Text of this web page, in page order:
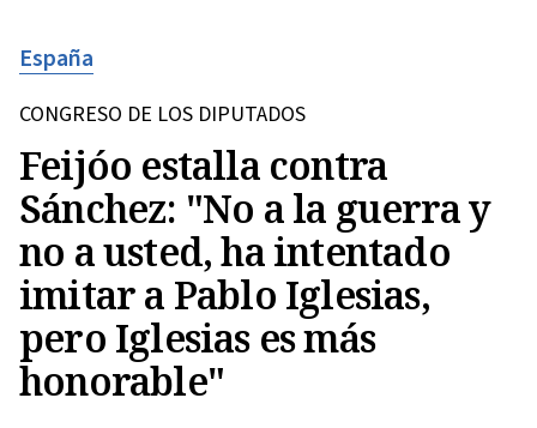
España
CONGRESO DE LOS DIPUTADOS
Feijóo estalla contra
Sánchez: "No a la guerra y
no a usted, ha intentado
imitar a Pablo Iglesias,
pero Iglesias es más
honorable"